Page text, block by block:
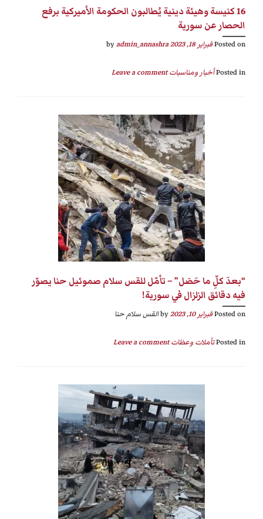
16 كنيسة وهيئة دينية يُطالبون الحكومة الأميركية برفع
الحصار عن سورية
Posted onفبراير 18, 2023 by
admin_annashra
Posted inأخبار ومناسبات Leave a comment
“بعدَ كلِّ ما حَصَل” – تأمّل للقس سلام صموئيل حنا يصوّر
فيه دقائق الزلزال في سورية!
Posted onفبراير 10, 2023 القس سلام حنا
Posted inتأملات وعظات Leave a comment